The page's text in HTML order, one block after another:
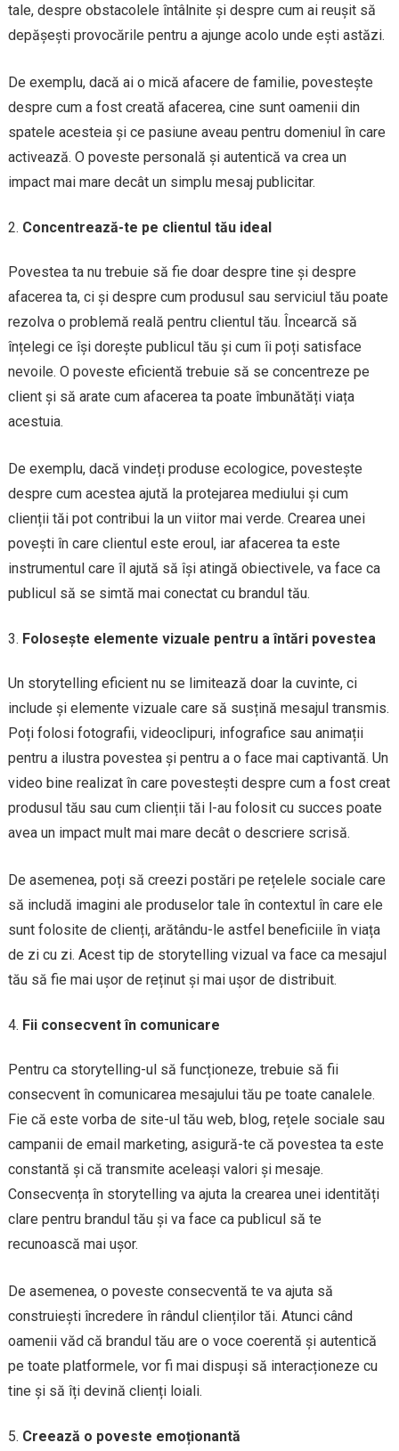
tale, despre obstacolele întâlnite și despre cum ai reușit să
depășești provocările pentru a ajunge acolo unde ești astăzi.
De exemplu, dacă ai o mică afacere de familie, povestește
despre cum a fost creată afacerea, cine sunt oamenii din
spatele acesteia și ce pasiune aveau pentru domeniul în care
activează. O poveste personală și autentică va crea un
impact mai mare decât un simplu mesaj publicitar.
Concentrează-te pe clientul tău ideal
Povestea ta nu trebuie să fie doar despre tine și despre
afacerea ta, ci și despre cum produsul sau serviciul tău poate
rezolva o problemă reală pentru clientul tău. Încearcă să
înțelegi ce își dorește publicul tău și cum îi poți satisface
nevoile. O poveste eficientă trebuie să se concentreze pe
client și să arate cum afacerea ta poate îmbunătăți viața
acestuia.
De exemplu, dacă vindeți produse ecologice, povestește
despre cum acestea ajută la protejarea mediului și cum
clienții tăi pot contribui la un viitor mai verde. Crearea unei
povești în care clientul este eroul, iar afacerea ta este
instrumentul care îl ajută să își atingă obiectivele, va face ca
publicul să se simtă mai conectat cu brandul tău.
Folosește elemente vizuale pentru a întări povestea
Un storytelling eficient nu se limitează doar la cuvinte, ci
include și elemente vizuale care să susțină mesajul transmis.
Poți folosi fotografii, videoclipuri, infografice sau animații
pentru a ilustra povestea și pentru a o face mai captivantă. Un
video bine realizat în care povestești despre cum a fost creat
produsul tău sau cum clienții tăi l-au folosit cu succes poate
avea un impact mult mai mare decât o descriere scrisă.
De asemenea, poți să creezi postări pe rețelele sociale care
să includă imagini ale produselor tale în contextul în care ele
sunt folosite de clienți, arătându-le astfel beneficiile în viața
de zi cu zi. Acest tip de storytelling vizual va face ca mesajul
tău să fie mai ușor de reținut și mai ușor de distribuit.
Fii consecvent în comunicare
Pentru ca storytelling-ul să funcționeze, trebuie să fii
consecvent în comunicarea mesajului tău pe toate canalele.
Fie că este vorba de site-ul tău web, blog, rețele sociale sau
campanii de email marketing, asigură-te că povestea ta este
constantă și că transmite aceleași valori și mesaje.
Consecvența în storytelling va ajuta la crearea unei identități
clare pentru brandul tău și va face ca publicul să te
recunoască mai ușor.
De asemenea, o poveste consecventă te va ajuta să
construiești încredere în rândul clienților tăi. Atunci când
oamenii văd că brandul tău are o voce coerentă și autentică
pe toate platformele, vor fi mai dispuși să interacționeze cu
tine și să îți devină clienți loiali.
Creează o poveste emoționantă